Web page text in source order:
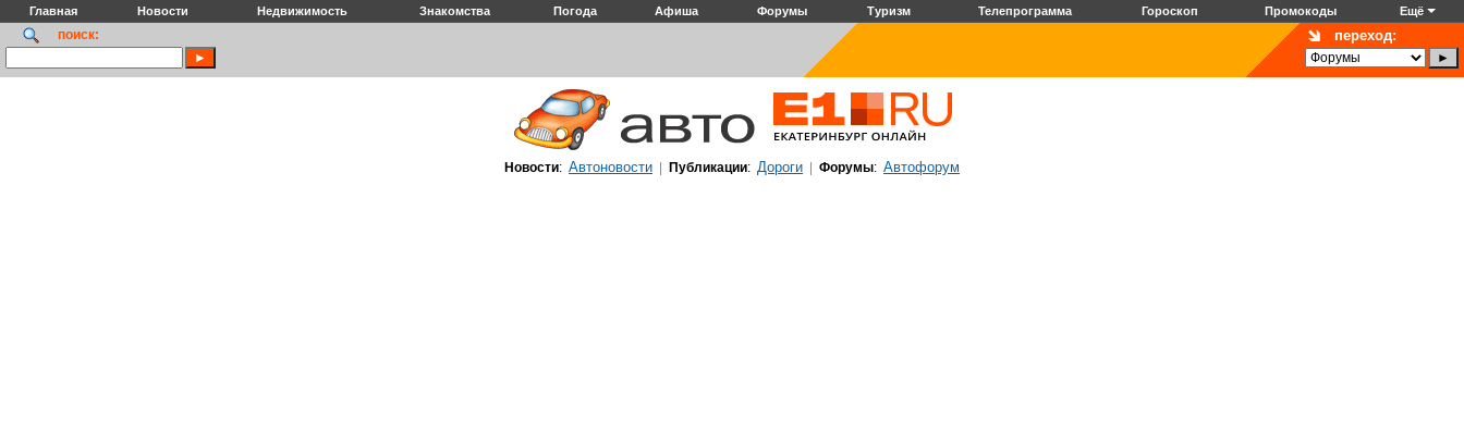
Главная Новости Недвижимость Знакомства Погода Афиша Форумы Туризм Телепрограмма Гороскоп Промокоды Ещё
поиск: переход:
Новости: Автоновости Публикации: Дороги Форумы: Автофорум